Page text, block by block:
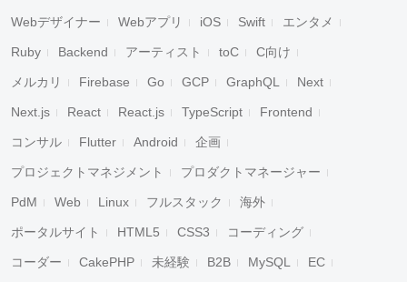
Webデザイナー Webアプリ iOS Swift エンタメ
Ruby Backend アーティスト toC C向け
メルカリ Firebase Go GCP GraphQL Next
Next.js React React.js TypeScript Frontend
コンサル Flutter Android 企画
プロジェクトマネジメント プロダクトマネージャー
PdM Web Linux フルスタック 海外
ポータルサイト HTML5 CSS3 コーディング
コーダー CakePHP 未経験 B2B MySQL EC